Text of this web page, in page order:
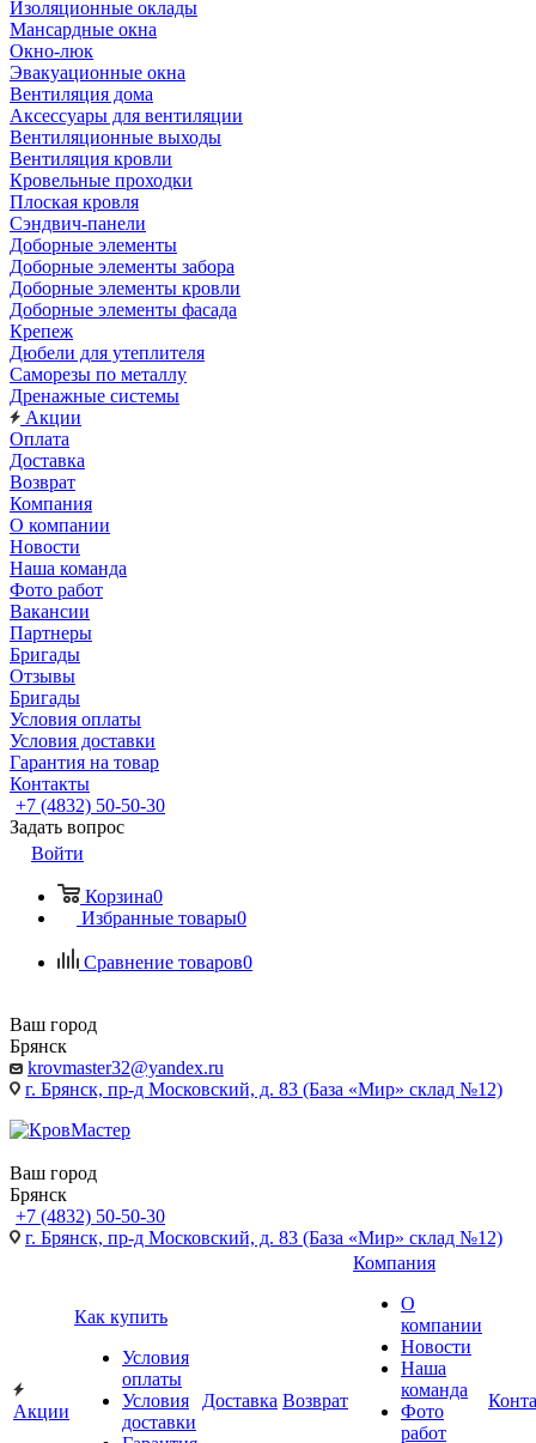
Изоляционные оклады
Мансардные окна
Окно-люк
Эвакуационные окна
Вентиляция дома
Аксессуары для вентиляции
Вентиляционные выходы
Вентиляция кровли
Кровельные проходки
Плоская кровля
Сэндвич-панели
Доборные элементы
Доборные элементы забора
Доборные элементы кровли
Доборные элементы фасада
Крепеж
Дюбели для утеплителя
Саморезы по металлу
Дренажные системы
Акции
Оплата
Доставка
Возврат
Компания
О компании
Новости
Наша команда
Фото работ
Вакансии
Партнеры
Бригады
Отзывы
Бригады
Условия оплаты
Условия доставки
Гарантия на товар
Контакты
+7 (4832) 50-50-30
Задать вопрос
Войти
Корзина0
Избранные товары0
Сравнение товаров0
Ваш город
Брянск
krovmaster32@yandex.ru
г. Брянск, пр-д Московский, д. 83 (База «Мир» склад №12)
Ваш город
Брянск
+7 (4832) 50-50-30
г. Брянск, пр-д Московский, д. 83 (База «Мир» склад №12)
Акции
Как купить
Условия
оплаты
Условия
доставки
Доставка Возврат
Компания
О
компании
Новости
Наша
команда
Фото
работ